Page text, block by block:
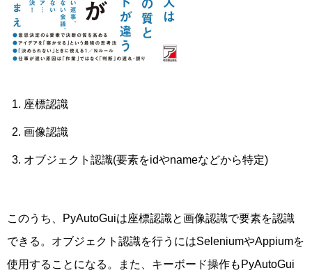
座標認識
画像認識
オブジェクト認識(要素をidやnameなどから特定)
このうち、PyAutoGuiは座標認識と画像認識で要素を認識
できる。オブジェクト認識を行うにはSeleniumやAppiumを
使用することになる。また、キーボード操作もPyAutoGui